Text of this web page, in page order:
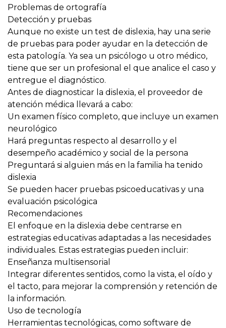
Problemas de ortografía
Detección y pruebas
Aunque no existe un test de dislexia, hay una serie
de pruebas para poder ayudar en la detección de
esta patología. Ya sea un psicólogo u otro médico,
tiene que ser un profesional el que analice el caso y
entregue el diagnóstico.
Antes de diagnosticar la dislexia, el proveedor de
atención médica llevará a cabo:
Un examen físico completo, que incluye un examen
neurológico
Hará preguntas respecto al desarrollo y el
desempeño académico y social de la persona
Preguntará si alguien más en la familia ha tenido
dislexia
Se pueden hacer pruebas psicoeducativas y una
evaluación psicológica
Recomendaciones
El enfoque en la dislexia debe centrarse en
estrategias educativas adaptadas a las necesidades
individuales. Estas estrategias pueden incluir:
Enseñanza multisensorial
Integrar diferentes sentidos, como la vista, el oído y
el tacto, para mejorar la comprensión y retención de
la información.
Uso de tecnología
Herramientas tecnológicas, como software de